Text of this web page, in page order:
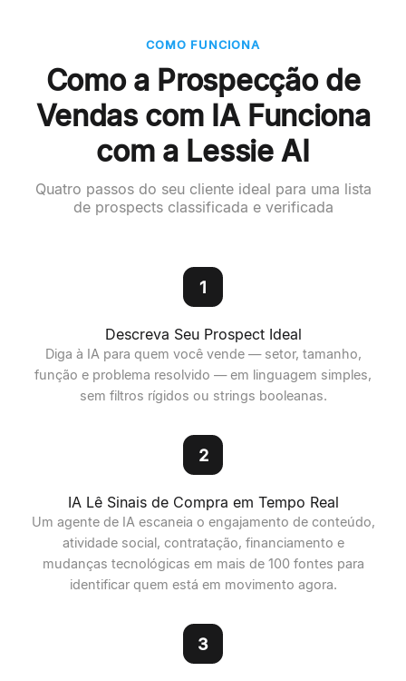
COMO FUNCIONA
Como a Prospecção de
Vendas com IA Funciona
com a Lessie AI
Quatro passos do seu cliente ideal para uma lista
de prospects classificada e verificada
1
Descreva Seu Prospect Ideal
Diga à IA para quem você vende — setor, tamanho,
função e problema resolvido — em linguagem simples,
sem filtros rígidos ou strings booleanas.
2
IA Lê Sinais de Compra em Tempo Real
Um agente de IA escaneia o engajamento de conteúdo,
atividade social, contratação, financiamento e
mudanças tecnológicas em mais de 100 fontes para
identificar quem está em movimento agora.
3